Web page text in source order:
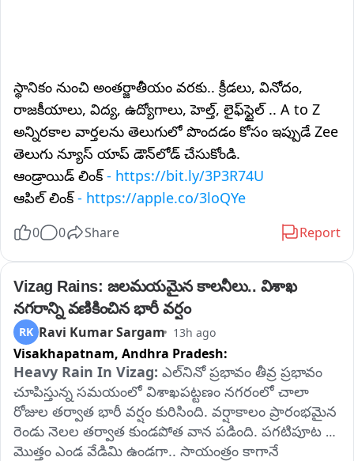
స్థానికం నుంచి అంతర్జాతీయం వరకు.. క్రీడలు, వినోదం,
రాజకీయాలు, విద్య, ఉద్యోగాలు, హెల్త్, లైఫ్‌స్టైల్ .. A to Z
అన్నిరకాల వార్తలను తెలుగులో పొందడం కోసం ఇప్పుడే Zee
తెలుగు న్యూస్ యాప్ డౌన్‌లోడ్ చేసుకోండి.
ఆండ్రాయిడ్ లింక్- https://bit.ly/3P3R74U
ఆపిల్ లింక్- https://apple.co/3loQYe
0 0 Share Report
Vizag Rains: జలమయమైన కాలనీలు.. విశాఖ
నగరాన్ని వణికించిన భారీ వర్షం
RK Ravi Kumar Sargam 13h ago
Visakhapatnam, Andhra Pradesh:
Heavy Rain In Vizag: ఎల్‌నినో ప్రభావం తీవ్ర ప్రభావం
చూపిస్తున్న సమయంలో విశాఖపట్టణం నగరంలో చాలా
రోజుల తర్వాత భారీ వర్షం కురిసింది. వర్షాకాలం ప్రారంభమైన
రెండు నెలల తర్వాత కుండపోత వాన పడింది. పగటిపూట
మొత్తం ఎండ వేడిమి ఉండగా.. సాయంత్రం కాగానే